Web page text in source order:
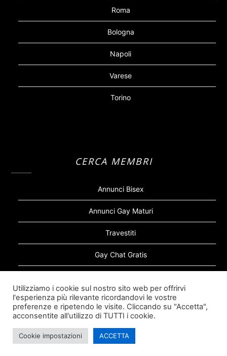
Roma
Bologna
Napoli
Varese
Torino
CERCA MEMBRI
Annunci Bisex
Annunci Gay Maturi
Travestiti
Gay Chat Gratis
Sugar Daddy Gay
©2026 Siti Incontri Gay
Utilizziamo i cookie sul nostro sito web per offrirvi
l'esperienza più rilevante ricordandovi le vostre
preferenze e ripetendo le visite. Cliccando su "Accetta",
acconsentite all'utilizzo di TUTTI i cookie.
Cookie impostazioni ACCETTA